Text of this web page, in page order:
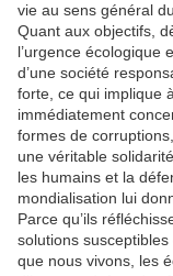
vie au sens général
Quant aux objectifs,
l’urgence écologique
d’une société
forte, ce qui implique
immédiatement
formes de
une véritable
les humains et la
mondialisation lui
Parce qu’ils
solutions
que nous vivons, les